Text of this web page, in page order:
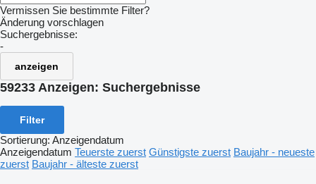
Vermissen Sie bestimmte Filter?
Änderung vorschlagen
Suchergebnisse:
-
anzeigen
59233 Anzeigen: Suchergebnisse
Filter
Sortierung: Anzeigendatum
Anzeigendatum Teuerste zuerst Günstigste zuerst Baujahr - neueste
zuerst Baujahr - älteste zuerst